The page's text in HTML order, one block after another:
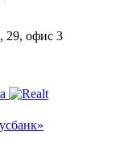
29, офис 3